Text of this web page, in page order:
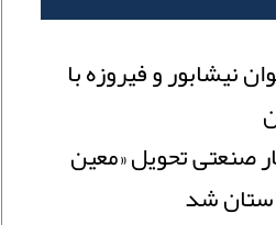
از بانوان نیشابور و فیروزه با
صنعتی تحویل «معین